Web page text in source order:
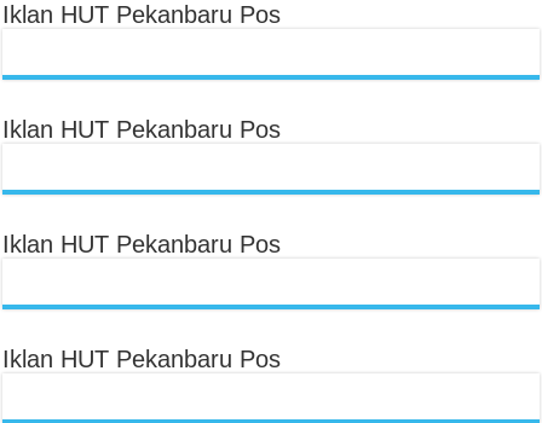
Iklan HUT Pekanbaru Pos
Iklan HUT Pekanbaru Pos
Iklan HUT Pekanbaru Pos
Iklan HUT Pekanbaru Pos